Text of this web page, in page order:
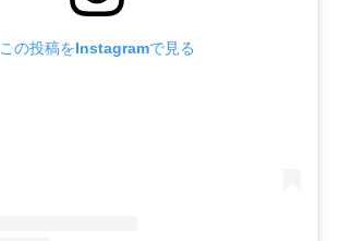
この投稿をInstagramで見る